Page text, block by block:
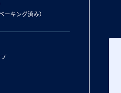
ーキング済み）